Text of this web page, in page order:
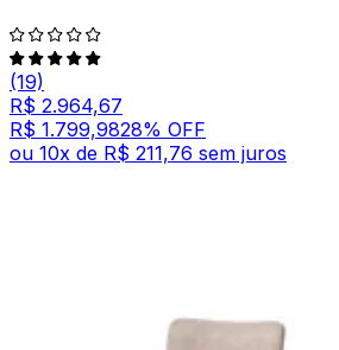
(19)
R$ 2.964,67
R$ 1.799,9828% OFF
ou 10x de R$ 211,76 sem juros